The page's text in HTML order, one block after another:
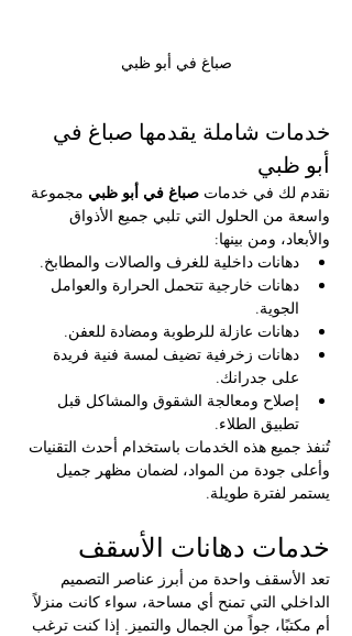
صباغ في أبو ظبي
خدمات شاملة يقدمها صباغ في
أبو ظبي
نقدم لك في خدمات صباغ في أبو ظبي مجموعة
واسعة من الحلول التي تلبي جميع الأذواق
والأبعاد، ومن بينها:
دهانات داخلية للغرف والصالات والمطابخ.
دهانات خارجية تتحمل الحرارة والعوامل
الجوية.
دهانات عازلة للرطوبة ومضادة للعفن.
دهانات زخرفية تضيف لمسة فنية فريدة
على جدرانك.
إصلاح ومعالجة الشقوق والمشاكل قبل
تطبيق الطلاء.
تُنفذ جميع هذه الخدمات باستخدام أحدث التقنيات
وأعلى جودة من المواد، لضمان مظهر جميل
يستمر لفترة طويلة.
خدمات دهانات الأسقف
تعد الأسقف واحدة من أبرز عناصر التصميم
الداخلي التي تمنح أي مساحة، سواء كانت منزلاً
أم مكتبًا، جواً من الجمال والتميز. إذا كنت ترغب